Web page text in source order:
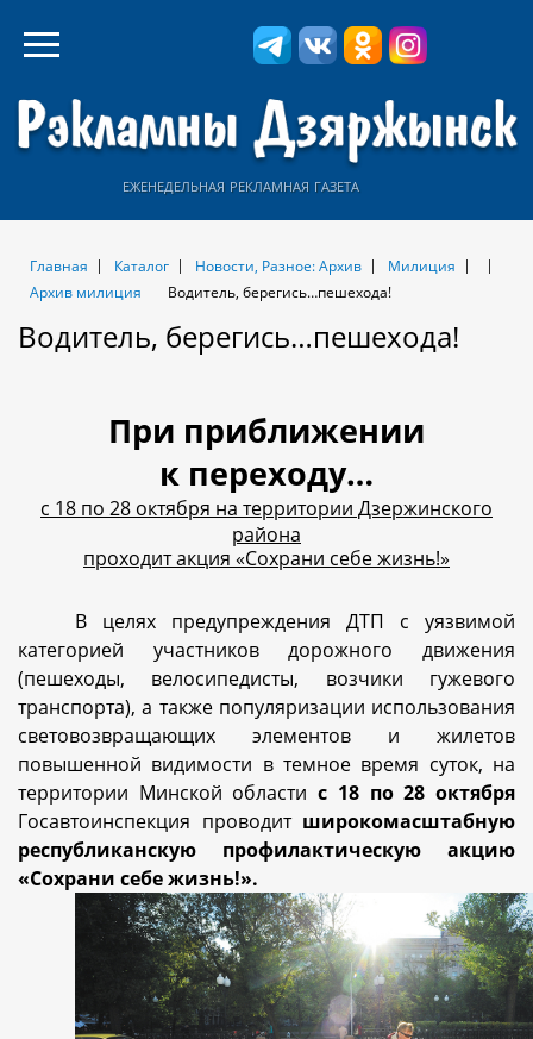
еженедельная рекламная газета
Главная Каталог Новости, Разное: Архив
Милиция
Архив милиция
Водитель, берегись…пешехода!
Водитель, берегись…пешехода!
При приближении
к переходу…
с 18 по 28 октября на территории Дзержинского
района
проходит акция «Сохрани себе жизнь!»
В целях предупреждения ДТП с уязвимой
категорией участников дорожного движения
(пешеходы, велосипедисты, возчики гужевого
транспорта), а также популяризации использования
световозвращающих элементов и жилетов
повышенной видимости в темное время суток, на
территории Минской областис 18 по 28 октября
Госавтоинспекция проводит широкомасштабную
республиканскую профилактическую акцию
«Сохрани себе жизнь!».